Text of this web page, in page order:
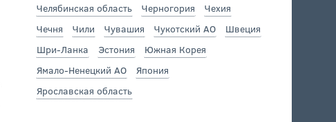
Челябинская область
Черногория
Чехия
Чечня
Чили Чувашия Чукотский АО
Швеция
Шри-Ланка
Эстония
Южная Корея
Ямало-Ненецкий АО
Япония
Ярославская область